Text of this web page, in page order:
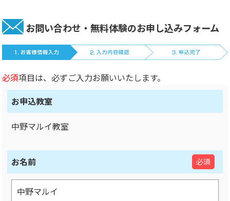
お問い合わせ・無料体験のお申し込みフォーム
必須項目は、必ずご入力お願いいたします。
お申込教室
中野マルイ教室
お名前 必須